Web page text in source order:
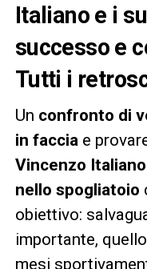
Italiano e i
successo e
Tutti i
Un confronto di
in faccia e
Vincenzo
nello spogliatoio
obiettivo:
importante,
mesi